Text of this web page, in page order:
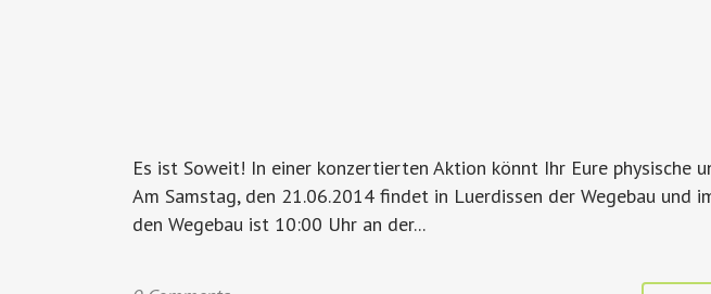
Es ist Soweit! In einer konzertierten Aktion könnt Ihr Eure
Am Samstag, den 21.06.2014 findet in Luerdissen der Wegebau
den Wegebau ist 10:00 Uhr an der...